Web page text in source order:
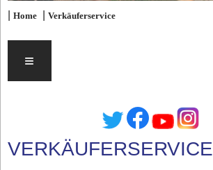
|Home |Verkäuferservice
≡
VERKÄUFERSERVICE